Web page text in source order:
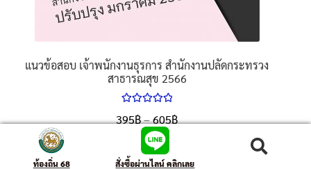
แนวข้อสอบ เจ้าพนักงานธุรการ สำนักงานปลัดกระทรวง
สาธารณสุข 2566
5.00ตั้งแต่
1-5 คะแนน
395฿–605฿
เลือกรูปแบบ
ท้องถิ่น 68 สั่งซื้อผ่านไลน์ คลิกเลย